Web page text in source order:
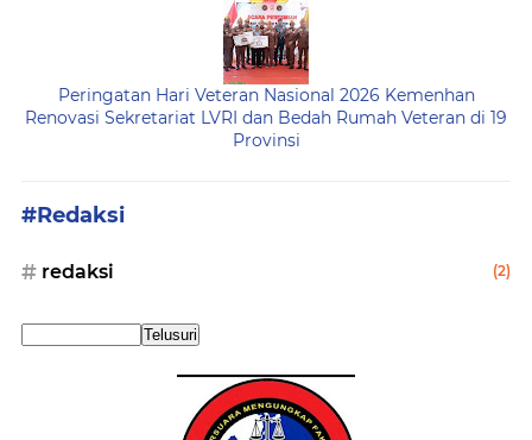
Peringatan Hari Veteran Nasional 2026 Kemenhan
Renovasi Sekretariat LVRI dan Bedah Rumah Veteran di 19
Provinsi
#Redaksi
redaksi (2)